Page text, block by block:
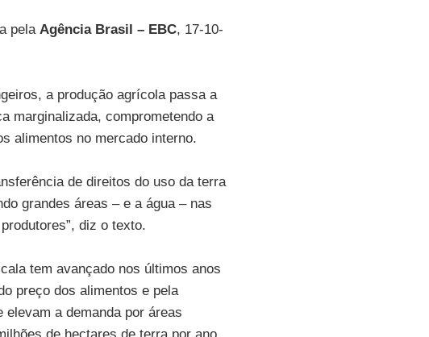
pela Agência Brasil – EBC, 17-10-
a produção agrícola passa a
marginalizada, comprometendo a
alimentos no mercado interno.
de direitos do uso da terra
grandes áreas – e a água – nas
diz o texto.
tem avançado nos últimos anos
preço dos alimentos e pela
a demanda por áreas